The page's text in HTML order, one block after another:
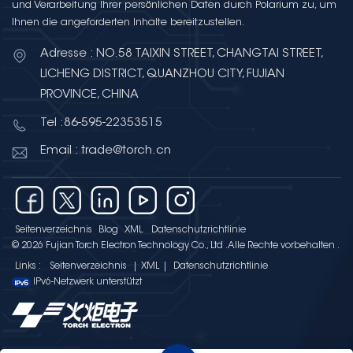
erfordert.In KI-Systemen werden
häufig zur Leistungsfilterung,
Systemzuverlässigkeit zu
Zentrum der KI-ComputerIntegrierte
künstlichen Intelligenz. CPUs, GPUs, KI-
Beschleuniger und System-on-Chip-
führen komplexe Algorithmen und
Datenverarbeitungen aus.Fortschritte
Design ermöglichen eine höhere
verbesserte Energieeffizienz und
Implementierung von der Cloud bis
unterstützen die Steuerlogik, das
und Verarbeitung Ihrer persönlichen Daten durch Polarium zu, um
Ihnen die angeforderten Inhalte bereitzustellen.
Adresse : NO.58 TAIXIN STREET, CHANGTAI STREET,
LICHENG DISTRICT, QUANZHOU CITY, FUJIAN
PROVINCE, CHINA
Tel :86-595-22353515
Email : trade@torch.cn
Seitenverzeichnis Blog XML
Datenschutzrichtlinie
© 2026 Fujian Torch Electron Technology Co., Ltd .Alle Rechte vorbehalten .
Links : Seitenverzeichnis XML
Datenschutzrichtlinie
IPv6-Netzwerk unterstützt